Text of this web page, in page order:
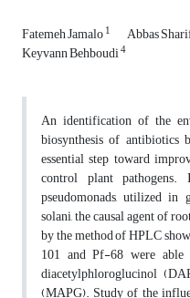
Fatemeh Jamalo1 Abbas
Keyvann Behboudi4
An identification of the
biosynthesis of antibiotics
essential step toward
control plant
pseudomonads, utilized in
solani, the causal agent of
by the method of HPLC
101 and Pf-68 were
diacetylphloroglucinol